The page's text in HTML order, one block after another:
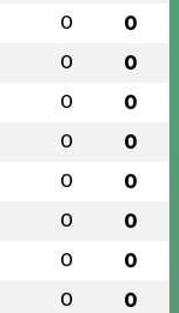
0 0
0 0
0 0
0 0
0 0
0 0
0 0
0 0